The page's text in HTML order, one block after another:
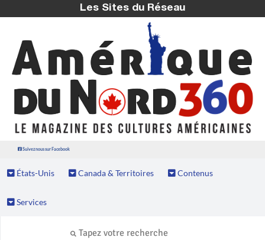
Les Sites du Réseau
Suivez nous sur Facebook
États-Unis Canada & Territoires Contenus
Services